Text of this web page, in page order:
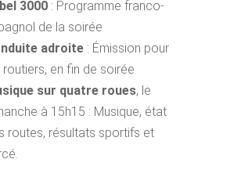
3000 : Programme franco-
de la soirée
adroite : Émission pour
routiers, en fin de soirée
sur quatre roues, le
à 15h15 : Musique, état
routes, résultats sportifs et